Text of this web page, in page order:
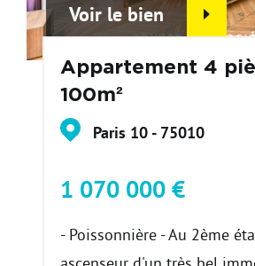
Voir le bien
Appartement 4
100m²
Paris 10 - 75010
1 070 000 €
- Poissonnière - Au 2ème